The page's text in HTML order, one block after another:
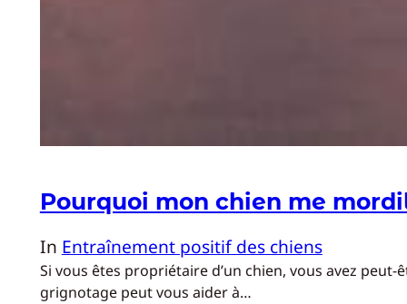
Pourquoi mon chien me
In Entraînement positif des chiens
Si vous êtes propriétaire d’un chien, vous avez
grignotage peut vous aider à…